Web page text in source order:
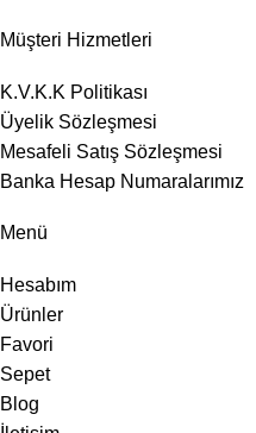
Müşteri Hizmetleri
K.V.K.K Politikası
Üyelik Sözleşmesi
Mesafeli Satış Sözleşmesi
Banka Hesap Numaralarımız
Menü
Hesabım
Ürünler
Favori
Sepet
Blog